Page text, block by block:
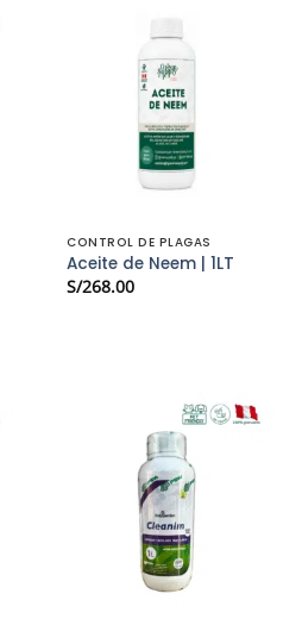
CONTROL DE PLAGAS
Aceite de Neem | 1LT
S/268.00